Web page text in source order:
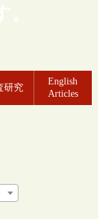
研究
English
Articles